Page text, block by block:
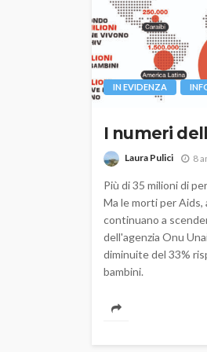
IN EVIDENZA
I numeri
Laura Pulici 8
Più di 35 milioni di
Ma le morti per
continuano a
dell'agenzia Onu
diminuite del 33%
bambini.